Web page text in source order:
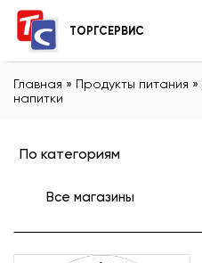
ТОРГСЕРВИС
Главная » Продукты питания »
напитки
По категориям
Все магазины
Все магазины